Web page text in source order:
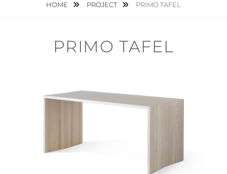
HOME PROJECT PRIMO TAFEL
PRIMO TAFEL